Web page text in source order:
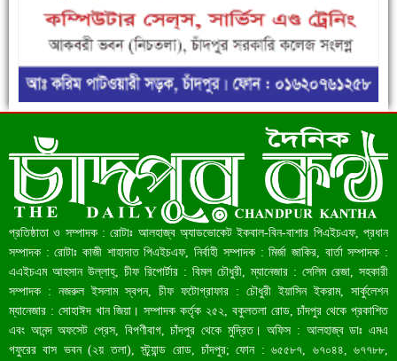
ফরিদগঞ্জে ড্রেন ও সড়ক নির্মাণে ধীরগতি জনদুর্ভোগ চরমে
রেকর্ড ৪৫.৪৬ বিলিয়ন ডলারের রিজার্ভ
প্রতিষ্ঠাতা ও সম্পাদক : রোটাঃ আলহাজ্ব অ্যাডভোকেট ইকবাল-বিন-বাশার পিএইচএফ, প্রধান
সম্পাদক : রোটাঃ কাজী শাহাদাত পিএইচএফ, নির্বাহী সম্পাদক : মির্জা জাকির, বার্তা সম্পাদক :
এএইচএম আহসান উল্লাহ্, চীফ রিপোর্টার : বিমল চৌধুরী, ম্যানেজার : সেলিম রেজা, সহকারী
সম্পাদক : নজরুল ইসলাম স্বপন, চীফ ফটোগ্রাফার : চৌধুরী ইয়াসিন ইকরাম, সার্কুলেশন
ম্যানেজার : সোহাঈদ খান জিয়া। সম্পাদক কর্তৃক ২৫২, বকুলতলা রোড, চাঁদপুর থেকে প্রকাশিত
এবং আনন্দ অফসেট প্রেস, বিপণীবাগ, চাঁদপুর থেকে মুদ্রিত। অফিস : আলহাজ্ব ডাঃ এমএ
গফুরের বাস ভবন (২য় তলা), স্ট্র্যান্ড রোড, চাঁদপুর; ফোন : ৬৫৫৮৭, ৬৭০৪৪, ৬৭৭৮৮,